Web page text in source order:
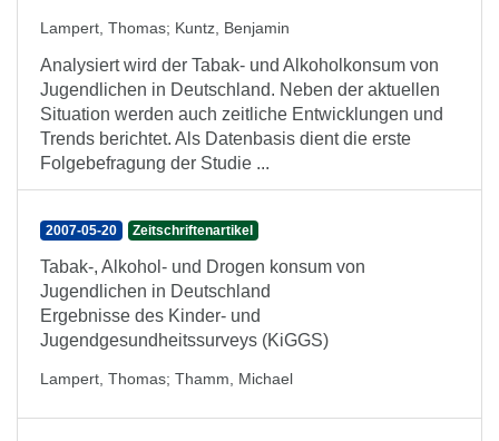
Lampert, Thomas; Kuntz, Benjamin
Analysiert wird der Tabak- und Alkoholkonsum von
Jugendlichen in Deutschland. Neben der aktuellen
Situation werden auch zeitliche Entwicklungen und
Trends berichtet. Als Datenbasis dient die erste
Folgebefragung der Studie ...
2007-05-20 Zeitschriftenartikel
Tabak-, Alkohol- und Drogen konsum von
Jugendlichen in Deutschland
Ergebnisse des Kinder- und
Jugendgesundheitssurveys (KiGGS)
Lampert, Thomas; Thamm, Michael